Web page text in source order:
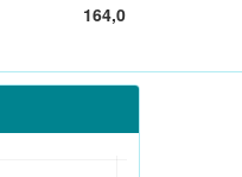
164,0